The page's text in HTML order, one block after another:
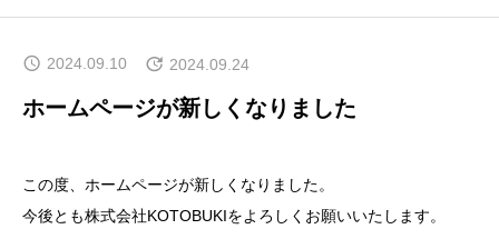
2024.09.10 2024.09.24
ホームページが新しくなりました
この度、ホームページが新しくなりました。
今後とも株式会社KOTOBUKIをよろしくお願いいたします。